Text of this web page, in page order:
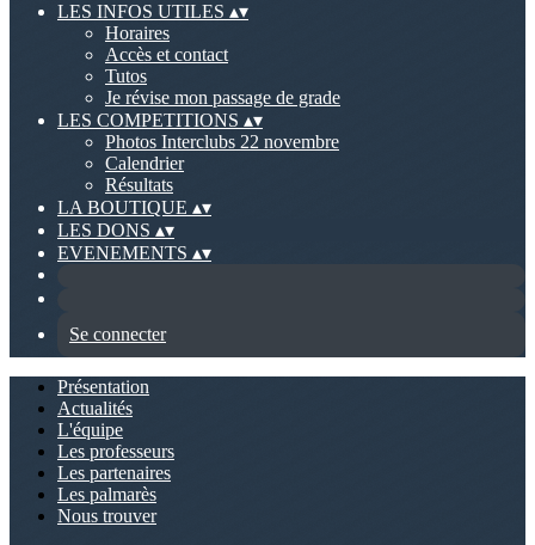
LES INFOS UTILES ▴▾
Horaires
Accès et contact
Tutos
Je révise mon passage de grade
LES COMPETITIONS ▴▾
Photos Interclubs 22 novembre
Calendrier
Résultats
LA BOUTIQUE ▴▾
LES DONS ▴▾
EVENEMENTS ▴▾
Se connecter
Présentation
Actualités
L'équipe
Les professeurs
Les partenaires
Les palmarès
Nous trouver